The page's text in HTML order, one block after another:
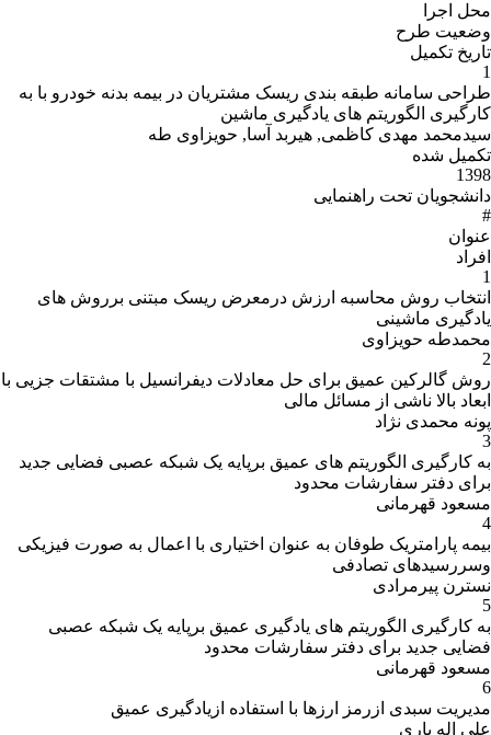
محل اجرا
وضعیت طرح
تاریخ تکمیل
1
طراحی سامانه طبقه بندی ریسک مشتریان در بیمه بدنه خودرو با به
کارگیری الگوریتم های یادگیری ماشین
سیدمحمد مهدی کاظمی, هیربد آسا, حویزاوی طه
تکمیل شده
1398
دانشجویان تحت راهنمایی
#
عنوان
افراد
1
انتخاب روش محاسبه ارزش درمعرض ریسک مبتنی برروش های
یادگیری ماشینی
محمدطه حویزاوی
2
روش گالرکین عمیق برای حل معادلات دیفرانسیل با مشتقات جزیی با
ابعاد بالا ناشی از مسائل مالی
پونه محمدی نژاد
3
به کارگیری الگوریتم های عمیق برپایه یک شبکه عصبی فضایی جدید
برای دفتر سفارشات محدود
مسعود قهرمانی
4
بیمه پارامتریک طوفان به عنوان اختیاری با اعمال به صورت فیزیکی
وسررسیدهای تصادفی
نسترن پیرمرادی
5
به کارگیری الگوریتم های یادگیری عمیق برپایه یک شبکه عصبی
فضایی جدید برای دفتر سفارشات محدود
مسعود قهرمانی
6
مدیریت سبدی ازرمز ارزها با استفاده ازیادگیری عمیق
علی اله یاری